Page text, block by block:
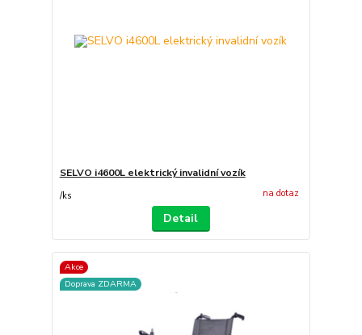
SELVO i4600L elektrický invalidní vozík
/ks na dotaz
Detail
Akce
Doprava ZDARMA